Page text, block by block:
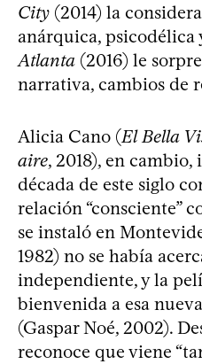
City (2014) la
anárquica, psicodélica
Atlanta (2016) le
narrativa, cambios de
Alicia Cano (El Bella
aire, 2018), en
década de este siglo
relación “consciente”
se instaló en
1982) no se había
independiente, y la
bienvenida a esa
(Gaspar Noé, 2002).
reconoce que viene